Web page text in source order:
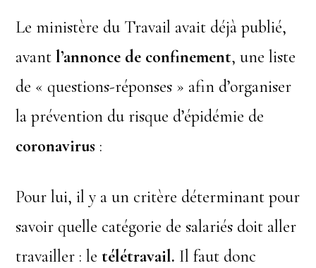
Le ministère du Travail avait déjà publié,
avantl’annonce de confinement, une liste
de « questions-réponses » afin d’organiser
la prévention du risque d’épidémie de
coronavirus :
Pour lui, il y a un critère déterminant pour
savoir quelle catégorie de salariés doit aller
travailler : letélétravail. Il faut donc